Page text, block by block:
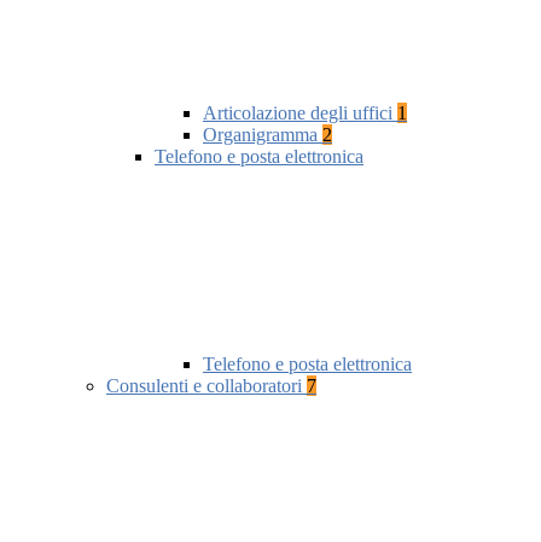
Articolazione degli uffici 1
Organigramma 2
Telefono e posta elettronica
Telefono e posta elettronica
Consulenti e collaboratori 7